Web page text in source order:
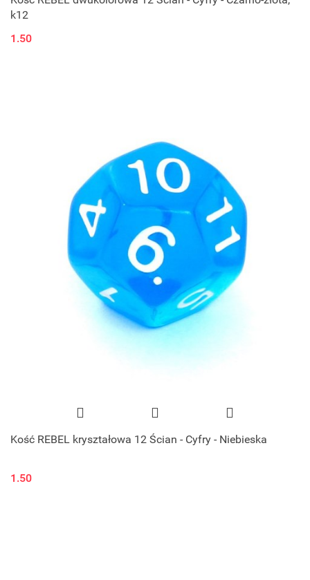
k12
1.50
Kość REBEL kryształowa 12 Ścian - Cyfry - Niebieska
1.50